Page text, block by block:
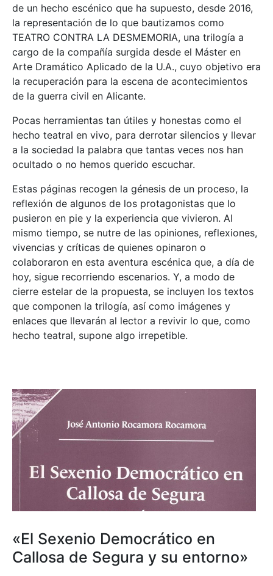
de un hecho escénico que ha supuesto, desde 2016,
la representación de lo que bautizamos como
TEATRO CONTRA LA DESMEMORIA, una trilogía a
cargo de la compañía surgida desde el Máster en
Arte Dramático Aplicado de la U.A., cuyo objetivo era
la recuperación para la escena de acontecimientos
de la guerra civil en Alicante.
Pocas herramientas tan útiles y honestas como el
hecho teatral en vivo, para derrotar silencios y llevar
a la sociedad la palabra que tantas veces nos han
ocultado o no hemos querido escuchar.
Estas páginas recogen la génesis de un proceso, la
reflexión de algunos de los protagonistas que lo
pusieron en pie y la experiencia que vivieron. Al
mismo tiempo, se nutre de las opiniones, reflexiones,
vivencias y críticas de quienes opinaron o
colaboraron en esta aventura escénica que, a día de
hoy, sigue recorriendo escenarios. Y, a modo de
cierre estelar de la propuesta, se incluyen los textos
que componen la trilogía, así como imágenes y
enlaces que llevarán al lector a revivir lo que, como
hecho teatral, supone algo irrepetible.
«El Sexenio Democrático en
Callosa de Segura y su entorno»